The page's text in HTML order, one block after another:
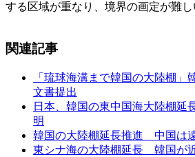
する区域が重なり、境界の画定が難し
関連記事
「琉球海溝まで韓国の大陸棚」
文書提出
日本、韓国の東中国海大陸棚延
明
韓国の大陸棚延長推進 中国は
東シナ海の大陸棚延長 韓国が